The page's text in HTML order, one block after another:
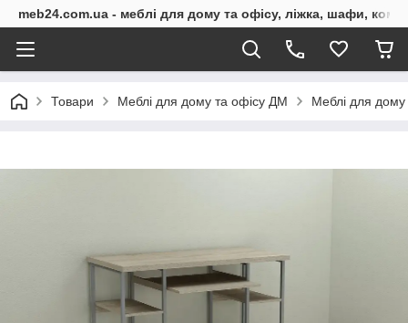
meb24.com.ua - меблі для дому та офісу, ліжка, шафи,
Товари Меблі для дому та офісу ДМ Меблі для